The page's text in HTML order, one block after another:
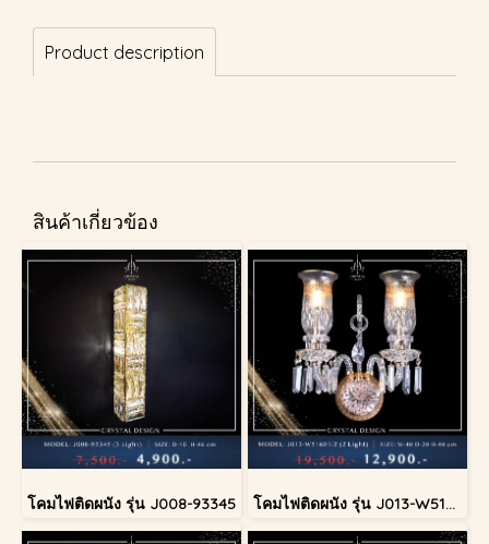
Product description
สินค้าเกี่ยวข้อง
โคมไฟติดผนัง รุ่น J008-93345 โคมไฟติดผนัง รุ่น J013-W51601/2